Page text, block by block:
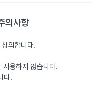
의사항
의합니다.
사용하지 않습니다.
다.